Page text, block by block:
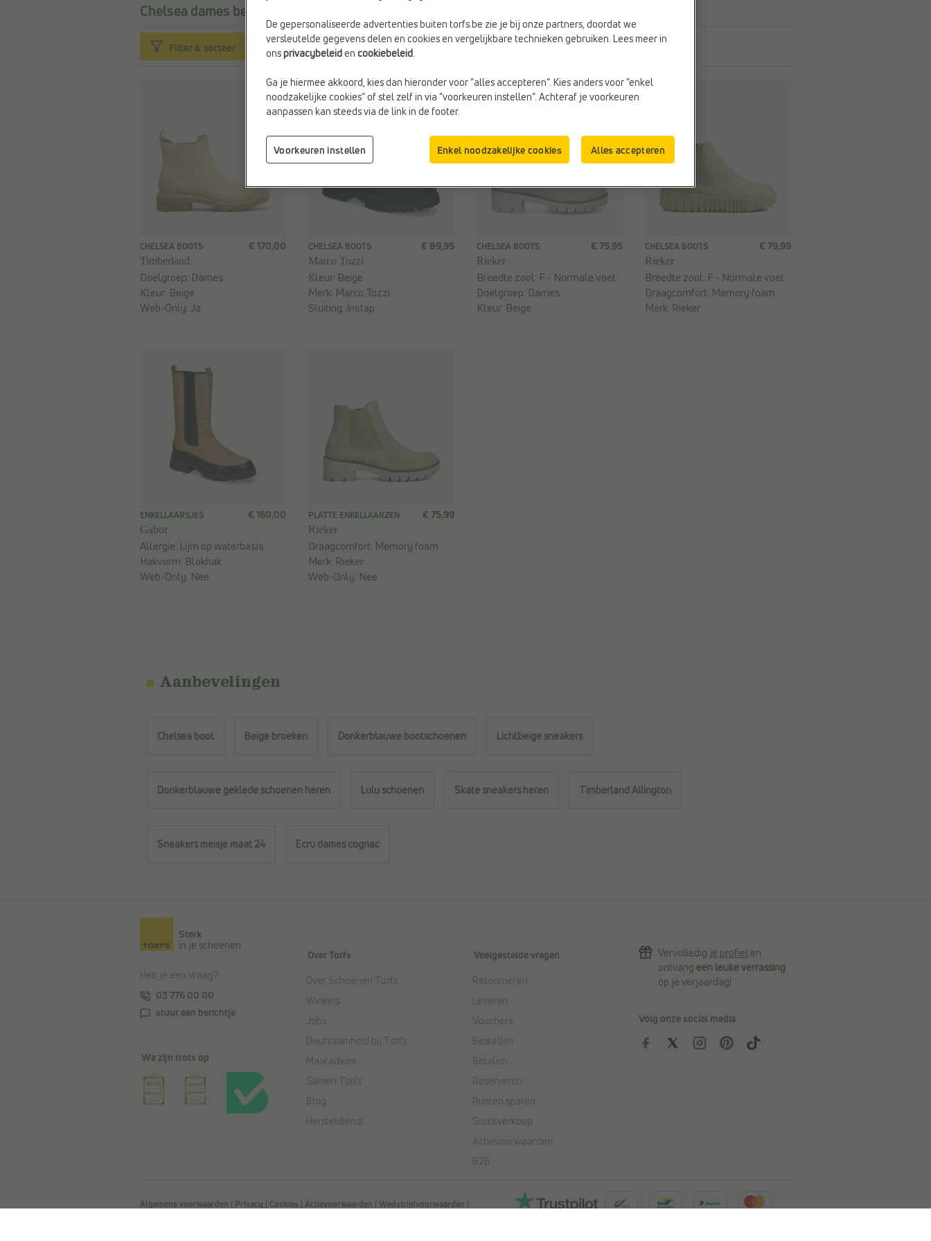
Chelsea dames beige
Filter & sorteer
CHELSEA BOOTS
Timberland
€ 170,00
Doelgroep: Dames
Kleur: Beige
Web-Only:Ja
CHELSEA BOOTS
Marco Tozzi
€ 89,95
Kleur: Beige
Merk: Marco Tozzi
Sluiting: Instap
CHELSEA BOOTS
Rieker
€ 75,95
Breedte zool: F - Normale voet
Doelgroep: Dames
Kleur: Beige
CHELSEA BOOTS
Rieker
€ 79,99
Breedte zool: F - Normale voet
Draagcomfort: Memory foam
Merk: Rieker
ENKELLAARSJES
Gabor
€ 160,00
Allergie: Lijm op waterbasis
Hakvorm: Blokhak
Web-Only: Nee
PLATTE ENKELLAARZEN
Rieker
€ 75,99
Draagcomfort: Memory foam
Merk: Rieker
Web-Only: Nee
Aanbevelingen
Chelsea boot Beige broeken Donkerblauwe bootschoenen Lichtbeige sneakers
Donkerblauwe geklede schoenen heren Lulu schoenen Skate sneakers heren Timberland Allington
Sneakers meisje maat 24 Ecru dames cognac
Sterk
in je schoenen
Heb je een vraag?
03 776 00 00
stuur een berichtje
We zijn trots op
Over Torfs
Over Schoenen Torfs
Winkels
Jobs
Duurzaamheid bij Torfs
Maatadvies
Samen Torfs
Blog
Hersteldienst
Veelgestelde vragen
Retourneren
Leveren
Vouchers
Bestellen
Betalen
Reserveren
Punten sparen
Stockverkoop
Actievoorwaarden
B2B
Vervolledig je profiel en
ontvang een leuke verrassing
op je verjaardag!
Volg onze social media
Algemene voorwaarden | Privacy | Cookies | Actievoorwaarden | Wedstrijdvoorwaarden |
De gepersonaliseerde advertenties buiten torfs.be zie je bij onze partners, doordat we
versleutelde gegevens delen en cookies en vergelijkbare technieken gebruiken. Lees meer in
onsprivacybeleiden cookiebeleid.
Ga je hiermee akkoord, kies dan hieronder voor “alles accepteren”. Kies anders voor “enkel
noodzakelijke cookies” of stel zelf in via “voorkeuren instellen”. Achteraf je voorkeuren
aanpassen kan steeds via de link in de footer.
Voorkeuren instellen Enkel noodzakelijke cookies Alles accepteren